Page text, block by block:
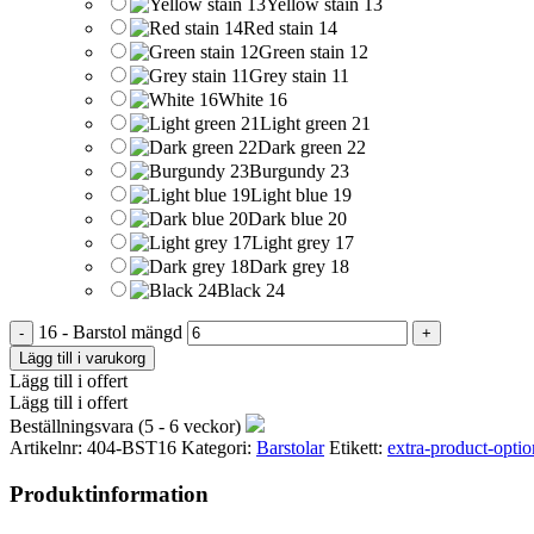
Yellow stain 13
Red stain 14
Green stain 12
Grey stain 11
White 16
Light green 21
Dark green 22
Burgundy 23
Light blue 19
Dark blue 20
Light grey 17
Dark grey 18
Black 24
16 - Barstol mängd
Lägg till i varukorg
Lägg till i offert
Lägg till i offert
Beställningsvara (5 - 6 veckor)
Artikelnr: 404-BST16 Kategori: Barstolar Etikett: extra-product-
Produktinformation